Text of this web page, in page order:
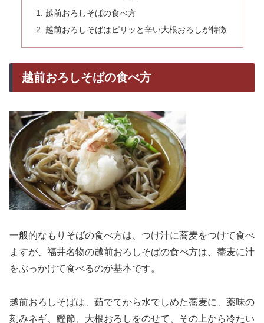
越前おろしそばの食べ方
越前おろしそばはピリッと辛い大根おろしが特徴
越前おろしそばの食べ方
一般的なもりそばの食べ方は、つけ汁に蕎麦をつけて食べ
ますが、福井名物の越前おろしそばの食べ方は、蕎麦に汁
をぶっかけて食べるのが基本です。
越前おろしそばは、茹でてから水でしめた蕎麦に、薬味の
刻みネギ、鰹節、大根おろしをのせて、その上から冷たい